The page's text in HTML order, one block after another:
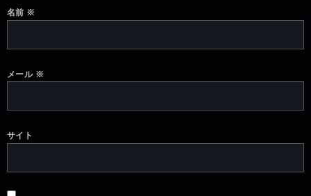
名前 ※
メール ※
サイト